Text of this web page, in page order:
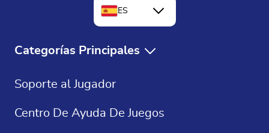
Categorías Principales
Soporte al Jugador
Centro De Ayuda De Juegos
ES